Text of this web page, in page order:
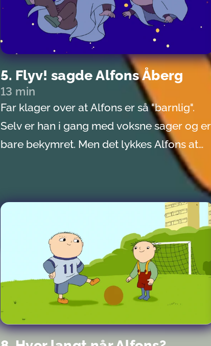
5. Flyv! sagde Alfons Åberg
13 min
Far klager over at Alfons er så "barnlig".
Selv er han i gang med voksne sager og er
bare bekymret. Men det lykkes Alfons at
lokke far med ud på vilde eventyr. Noget
som får far til at glemme alvoren for en tid
- og til og med til at finde løsningen på